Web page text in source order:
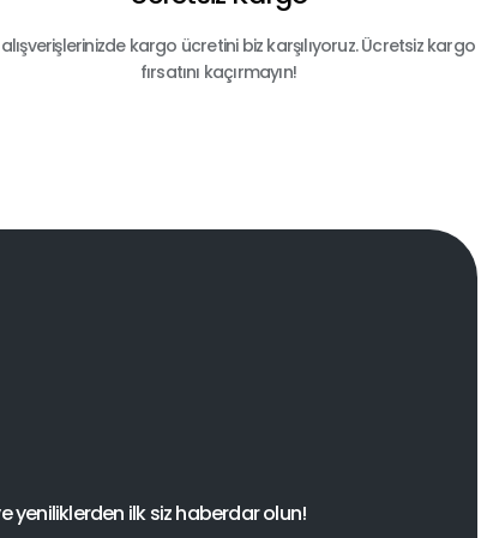
kargo ücretini biz karşılıyoruz. Ücretsiz kargo
fırsatını kaçırmayın!
yeniliklerden ilk siz haberdar olun!